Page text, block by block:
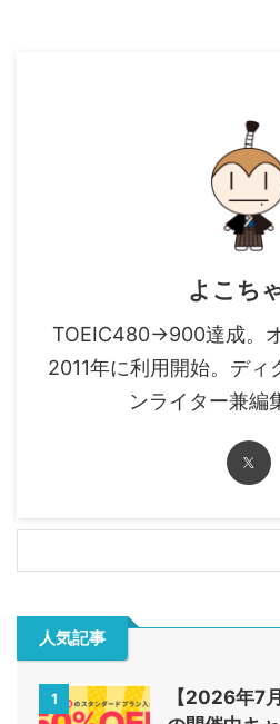
よこち
TOEIC480→900達成。
2011年に利用開始。ディ
ンライター兼編
人気記事
1
【2026年7